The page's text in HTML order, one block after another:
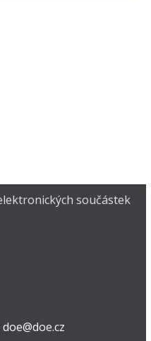
součástek
doe@doe.cz